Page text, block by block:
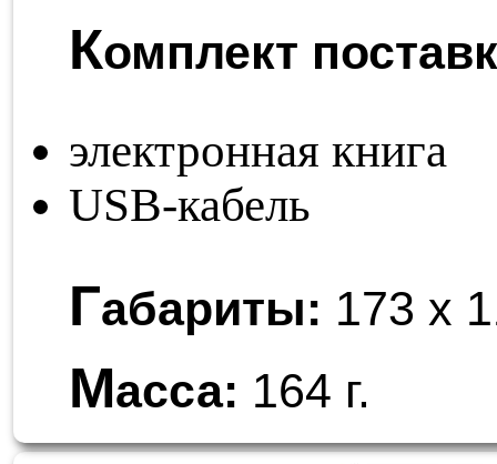
Комплект
электронная книга
USB-кабель
Габариты: 173 x
Масса: 164 г.